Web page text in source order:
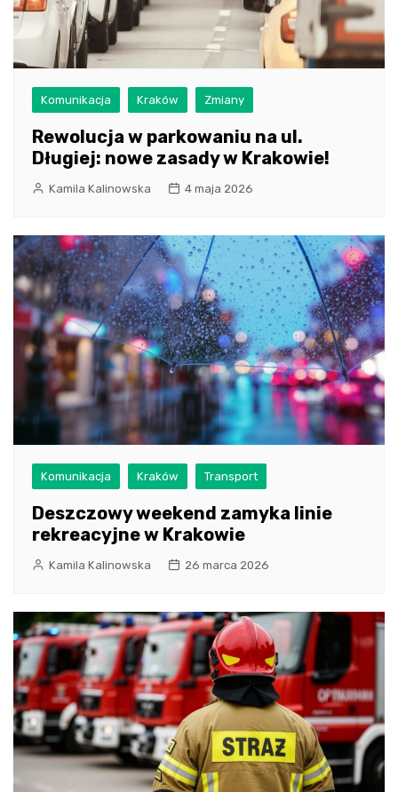
Komunikacja Kraków Zmiany
Rewolucja w parkowaniu na ul.
Długiej: nowe zasady w Krakowie!
Kamila Kalinowska 4 maja 2026
Komunikacja Kraków Transport
Deszczowy weekend zamyka linie
rekreacyjne w Krakowie
Kamila Kalinowska 26 marca 2026